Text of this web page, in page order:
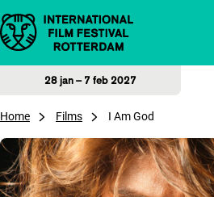
Direct naar inhoud
28 jan – 7 feb 2027
Home Films I Am God